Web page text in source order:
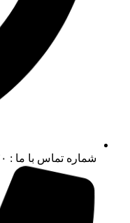
شماره تماس با ما : ۰۹۱۲۹۳۵۳۴۷۰